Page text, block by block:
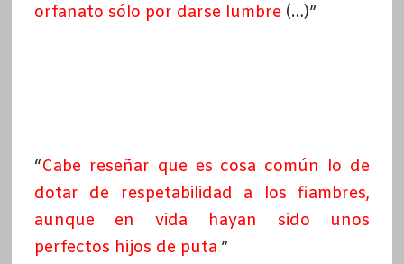
orfanato sólo por darse lumbre (…)”
“Cabe reseñar que es cosa común lo de
dotar de respetabilidad a los fiambres,
aunque en vida hayan sido unos
perfectos hijos de puta.”